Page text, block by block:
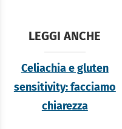
LEGGI ANCHE
Celiachia e gluten
sensitivity: facciamo
chiarezza